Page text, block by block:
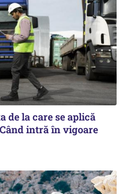
de la care se aplică
intră în vigoare